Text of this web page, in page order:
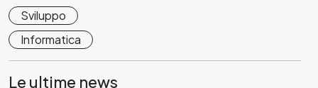
Sviluppo
Informatica
Le ultime news